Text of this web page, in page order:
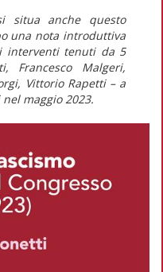
situa anche questo
una nota introduttiva
interventi tenuti da 5
Francesco Malgeri,
Vittorio Rapetti – a
maggio 2023.